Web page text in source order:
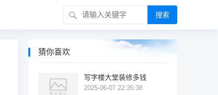
搜索
猜你喜欢
写字楼大堂装修多钱
2025-06-07 22:35:38